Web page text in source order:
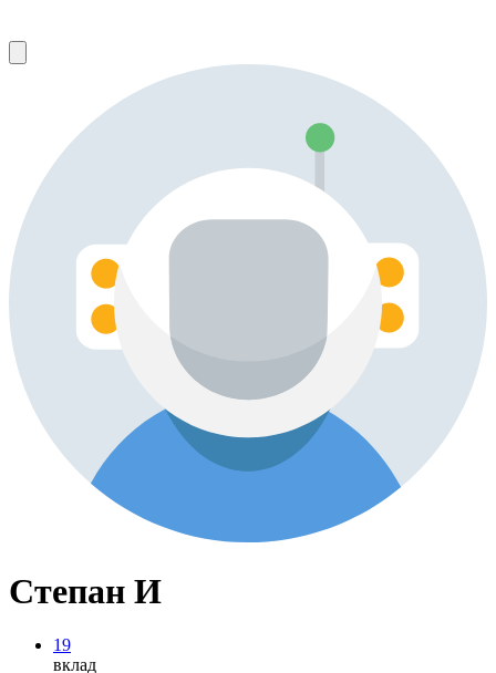
Степан И
19
вклад